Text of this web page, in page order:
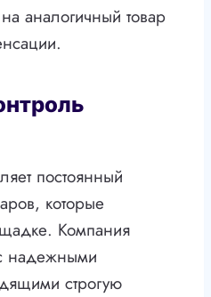
аналогичный товар
постоянный
которые
Компания
надежными
строгую